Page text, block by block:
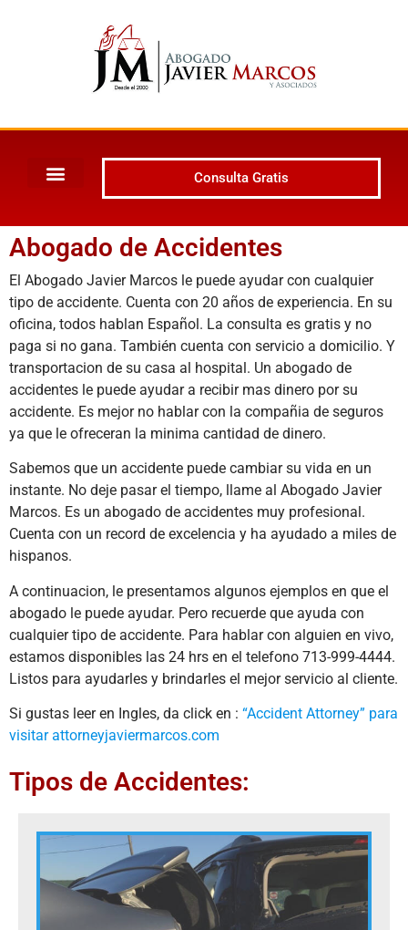
Consulta Gratis
Abogado de Accidentes
El Abogado Javier Marcos le puede ayudar con cualquier
tipo de accidente. Cuenta con 20 años de experiencia. En su
oficina, todos hablan Español. La consulta es gratis y no
paga si no gana. También cuenta con servicio a domicilio. Y
transportacion de su casa al hospital. Un abogado de
accidentes le puede ayudar a recibir mas dinero por su
accidente. Es mejor no hablar con la compañia de seguros
ya que le ofreceran la minima cantidad de dinero.
Sabemos que un accidente puede cambiar su vida en un
instante. No deje pasar el tiempo, llame al Abogado Javier
Marcos. Es un abogado de accidentes muy profesional.
Cuenta con un record de excelencia y ha ayudado a miles de
hispanos.
A continuacion, le presentamos algunos ejemplos en que el
abogado le puede ayudar. Pero recuerde que ayuda con
cualquier tipo de accidente. Para hablar con alguien en vivo,
estamos disponibles las 24 hrs en el telefono 713-999-4444.
Listos para ayudarles y brindarles el mejor servicio al cliente.
Si gustas leer en Ingles, da click en : “Accident Attorney” para
visitar attorneyjaviermarcos.com
Tipos de Accidentes: